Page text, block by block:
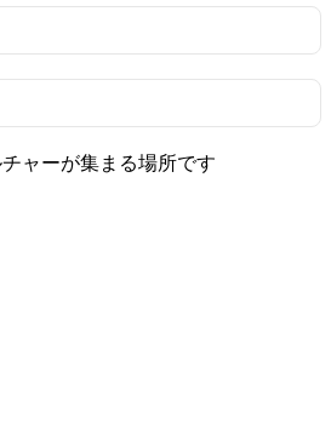
ャーが集まる場所です